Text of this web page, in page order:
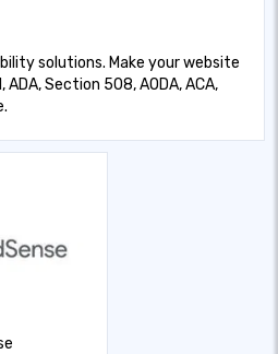
solutions. Make your website
Section 508, AODA, ACA,